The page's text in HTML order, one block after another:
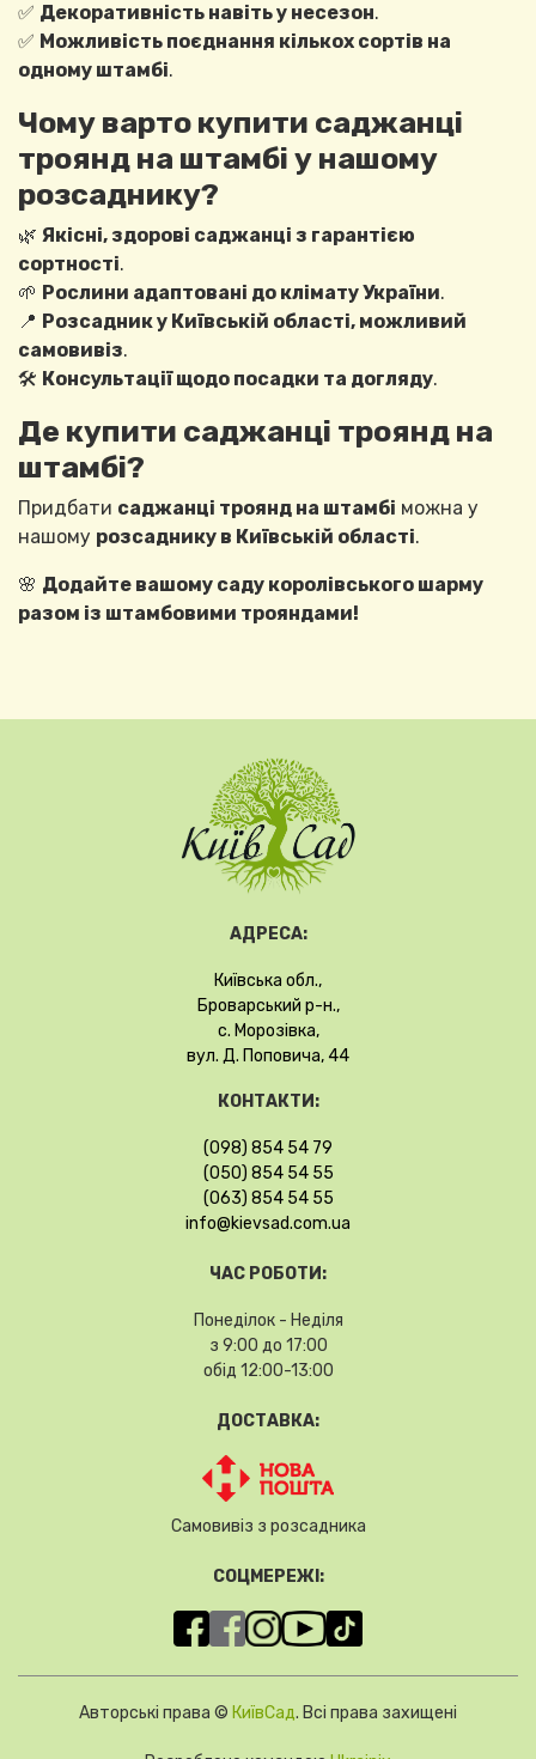
✅ Декоративність навіть у несезон.
✅ Можливість поєднання кількох сортів на
одному штамбі.
Чому варто купити саджанці
троянд на штамбі у нашому
розсаднику?
🌿 Якісні, здорові саджанці з гарантією
сортності.
🌱 Рослини адаптовані до клімату України.
📍 Розсадник у Київській області, можливий
самовивіз.
🛠 Консультації щодо посадки та догляду.
Де купити саджанці троянд на
штамбі?
Придбати саджанці троянд на штамбі можна у
нашому розсаднику в Київській області.
🌸 Додайте вашому саду королівського шарму
разом із штамбовими трояндами!
АДРЕСА:
Київська обл.,
Броварський р-н.,
с. Морозівка,
вул. Д. Поповича, 44
КОНТАКТИ:
(098) 854 54 79
(050) 854 54 55
(063) 854 54 55
info@kievsad.com.ua
ЧАС РОБОТИ:
Понеділок - Неділя
з 9:00 до 17:00
обід 12:00-13:00
ДОСТАВКА:
Самовивіз з розсадника
СОЦМЕРЕЖІ:
Авторські права © КиївСад. Всі права захищені